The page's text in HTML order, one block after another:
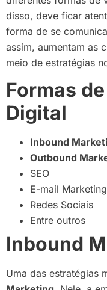
disso, deve ficar
forma de se
assim, aumentam as
meio de estratégias
Formas
Digital
Inbound
Outbound
SEO
E-mail Marketing
Redes Sociais
Entre outros
Inbound
Uma das estratégias